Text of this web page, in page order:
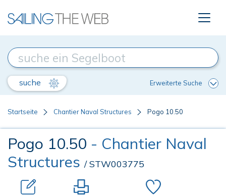
suche Erweiterte Suche
Startseite Chantier Naval Structures Pogo 10.50
Pogo 10.50 - Chantier Naval
Structures / STW003775